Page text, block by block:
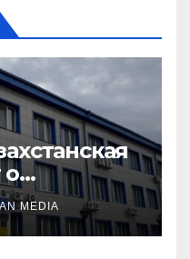
о
с 1
MEDIA